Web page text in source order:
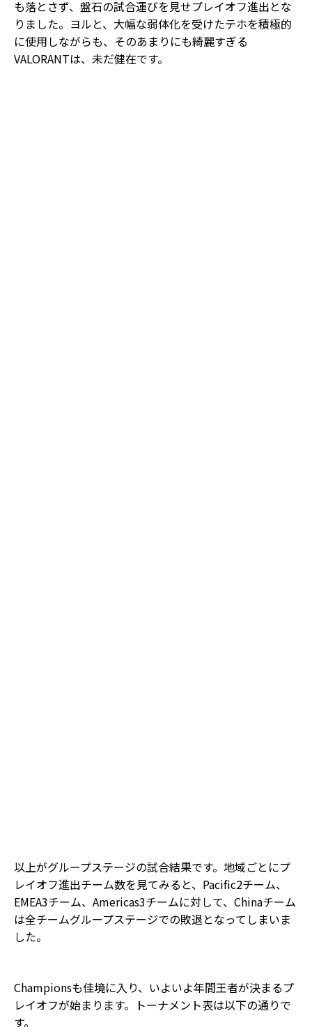
も落とさず、盤石の試合運びを見せプレイオフ進出とな
りました。ヨルと、大幅な弱体化を受けたテホを積極的
に使用しながらも、そのあまりにも綺麗すぎる
VALORANTは、未だ健在です。
以上がグループステージの試合結果です。地域ごとにプ
レイオフ進出チーム数を見てみると、Pacific2チーム、
EMEA3チーム、Americas3チームに対して、Chinaチーム
は全チームグループステージでの敗退となってしまいま
した。
Championsも佳境に入り、いよいよ年間王者が決まるプ
レイオフが始まります。トーナメント表は以下の通りで
す。